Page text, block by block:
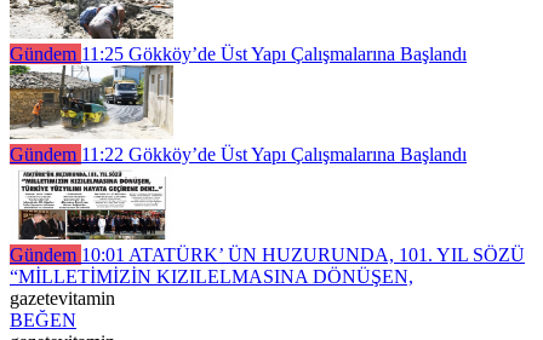
Gündem 11:25 Gökköy’de Üst Yapı Çalışmalarına Başlandı
Gündem 11:22 Gökköy’de Üst Yapı Çalışmalarına Başlandı
Gündem 10:01 ATATÜRK’ ÜN HUZURUNDA, 101. YIL SÖZÜ
“MİLLETİMİZİN KIZILELMASINA DÖNÜŞEN,
gazetevitamin
BEĞEN